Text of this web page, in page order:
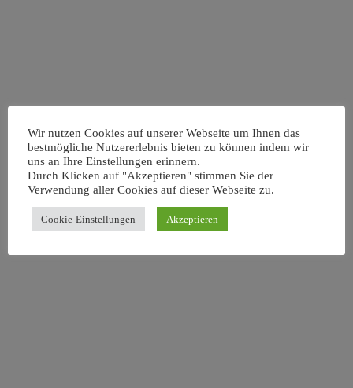
Wir nutzen Cookies auf unserer Webseite um Ihnen das
bestmögliche Nutzererlebnis bieten zu können indem wir
uns an Ihre Einstellungen erinnern.
Durch Klicken auf "Akzeptieren" stimmen Sie der
Verwendung aller Cookies auf dieser Webseite zu.
Cookie-Einstellungen Akzeptieren